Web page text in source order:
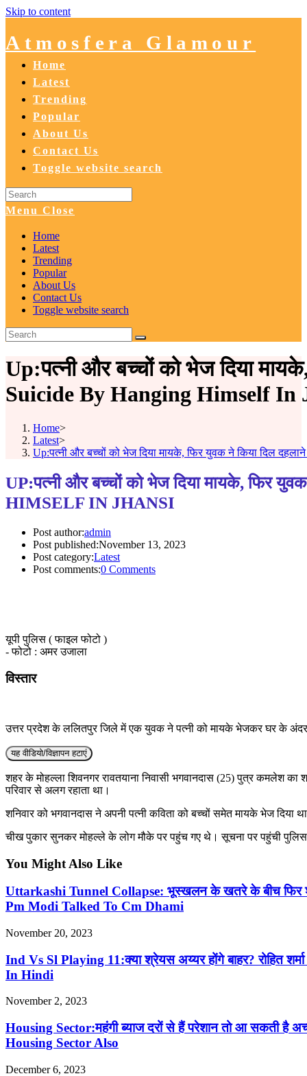
Skip to content
Atmosfera Glamour
Home
Latest
Trending
Popular
About Us
Contact Us
Toggle website search
Menu Close
Home
Latest
Trending
Popular
About Us
Contact Us
Toggle website search
Up:पत्नी और बच्चों को भेज दिया
Suicide By Hanging Himself In
Home>
Latest>
Up:पत्नी और बच्चों को भेज दिया मायके, फिर युवक ने किया दिल
UP:पत्नी और बच्चों को भेज दिया मायके, फिर
HIMSELF IN JHANSI
Post author:admin
Post published:November 13, 2023
Post category:Latest
Post comments:0 Comments
यूपी पुलिस ( फाइल फोटो )
- फोटो : अमर उजाला
विस्तार
उत्तर प्रदेश के ललितपुर जिले में एक युवक ने पत्नी को मायके भेजकर घर के
यह वीडियो/विज्ञापन हटाएं
शहर के मोहल्ला शिवनगर रावतयाना निवासी भगवानदास (25) पुत्र कमलेश
परिवार से अलग रहाता था।
शनिवार को भगवानदास ने अपनी पत्नी कविता को बच्चों समेत मायके भेज
चीख पुकार सुनकर मोहल्ले के लोग मौके पर पहुंच गए थे। सूचना पर पहुंची
You Might Also Like
Uttarkashi Tunnel Collapse: भूस्खलन के खतरे के बीच फिर
Pm Modi Talked To Cm Dhami
November 20, 2023
Ind Vs Sl Playing 11:क्या श्रेयस अय्यर होंगे बाहर? रोहित
In Hindi
November 2, 2023
Housing Sector:महंगी ब्याज दरों से हैं परेशान तो आ सकती
Housing Sector Also
December 6, 2023